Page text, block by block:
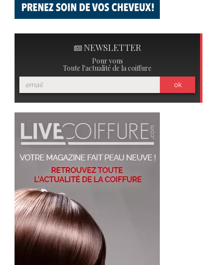
NEWSLETTER
Pour vous
Toute l'actualité de la coiffure
ok